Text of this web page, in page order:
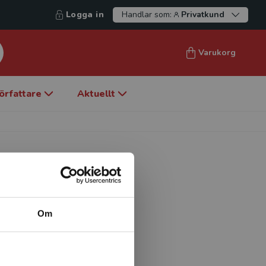
Om
Logga in Handlar som: Privatkund
Varukorg
Aktuellt